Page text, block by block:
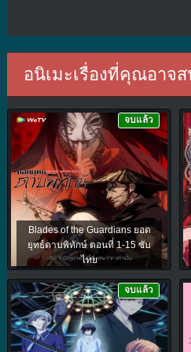
อนิเมะเรื่องที่คุณอาจส
Blades of the Guardians ยอด
ยุทธ์ดาบพิทักษ์ ตอนที่ 1-15 ซับ
ไทย
จบแล้ว
จบแล้ว